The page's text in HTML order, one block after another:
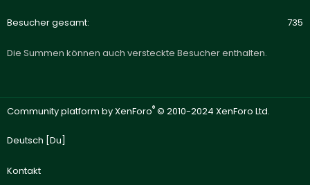
Besucher gesamt 735
Die Summen können auch versteckte Besucher enthalten.
Community platform by XenForo® © 2010-2024 XenForo Ltd.
Deutsch [Du]
Kontakt